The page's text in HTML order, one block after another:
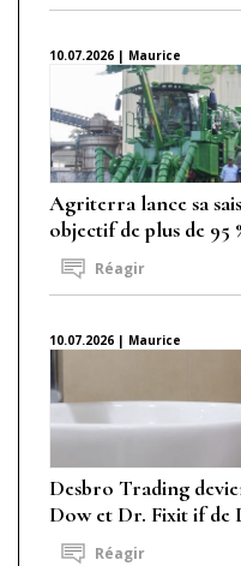
10.07.2026 | Maurice
Agriterra lance sa
objectif de plus de 95
Réagir
10.07.2026 | Maurice
Desbro Trading
Dow et Dr. Fixit if de
Réagir